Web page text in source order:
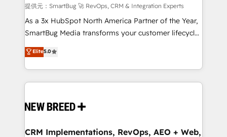
HubSpot導入・活用支援 顧客データの一元化から、
GTMの見える化・自動化まで。全Hub統合運用、デー
タ品質設計、グループ横断のCRM統合に対応します。
の一部をAIが自律実行する組織への移行を設計・実装。
Breeze・Claude等をHubSpotと連携させ、役割定義・
革を、構想から実装・定着までPMOとして主導。「設
の統合・浸透・変革管理を実行します。 ▸ CMS戦略設
提供元：SmartBug 🚀 RevOps, CRM & Integration Experts
As a 3x HubSpot North America Partner of the Year,
SmartBug Media transforms your customer lifecycle
into a revenue engine. Our unified ecosystem
includes specialized divisions Globalia (AI &
Software) and Point Success Media (Paid Media),
making this the official home for all three brands. 🔄
and system integrations powered by Globalia’s
trainers to drive platform adoption. 📈 Revenue
Elite5.0
CRM Implementations, RevOps, AEO + Web,